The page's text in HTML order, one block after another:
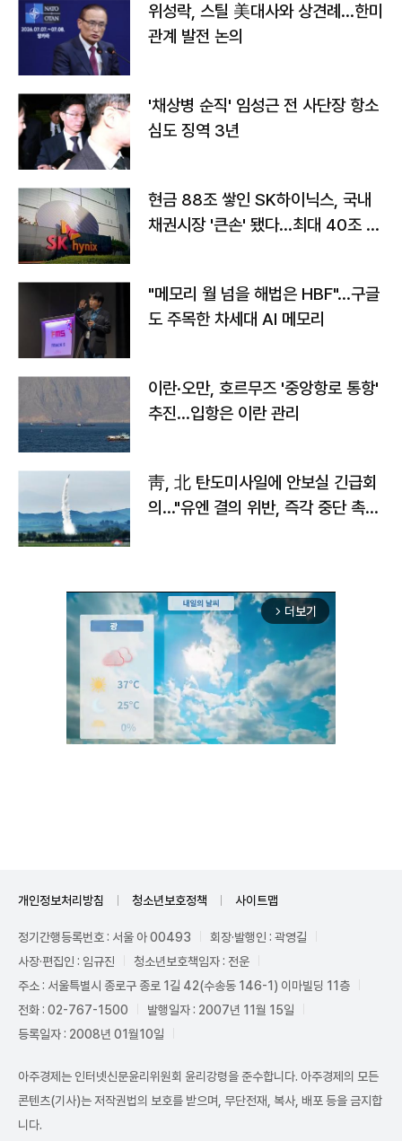
위성락, 스틸 美대사와 상견례…한미
관계 발전 논의
'채상병 순직' 임성근 전 사단장 항소
심도 징역 3년
현금 88조 쌓인 SK하이닉스, 국내
채권시장 '큰손' 됐다…최대 40조 투
"메모리 월 넘을 해법은 HBF"…구글
도 주목한 차세대 AI 메모리
이란·오만, 호르무즈 '중앙항로 통항'
추진…입항은 이란 관리
靑, 北 탄도미사일에 안보실 긴급회
의…"유엔 결의 위반, 즉각 중단 촉
arrow_forward_ios 더보기
개인정보처리방침 청소년보호정책 사이트맵
정기간행등록번호 : 서울 아 00493
회장·발행인 : 곽영길
사장·편집인 : 임규진
청소년보호책임자 : 전운
주소 : 서울특별시 종로구 종로 1길 42(수송동 146-1) 이마빌딩 11층
전화 : 02-767-1500
발행일자 : 2007년 11월 15일
등록일자 : 2008년 01월10일
아주경제는 인터넷신문윤리위원회 윤리강령을 준수합니다. 아주경제의 모든
콘텐츠(기사)는 저작권법의 보호를 받으며, 무단전재, 복사, 배포 등을 금지합
니다.